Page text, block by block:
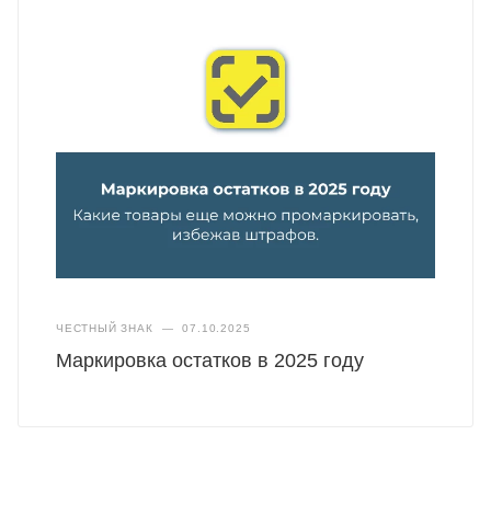
ЧЕСТНЫЙ ЗНАК — 07.10.2025
Маркировка остатков в 2025 году